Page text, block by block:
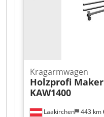
Laakirchen 443 km
Kragarmwagen
Holzprofi Maker
KAW1400